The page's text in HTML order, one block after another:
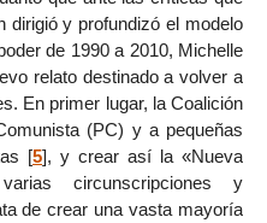
dirigió y profundizó el modelo
de 1990 a 2010, Michelle
relato destinado a volver a
En primer lugar, la Coalición
(PC) y a pequeñas
[5], y crear así la «Nueva
circunscripciones y
de crear una vasta mayoría